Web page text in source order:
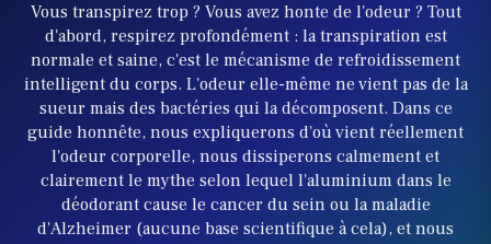
Vous transpirez trop ? Vous avez honte de l'odeur ? Tout
d'abord, respirez profondément : la transpiration est
normale et saine, c'est le mécanisme de refroidissement
intelligent du corps. L'odeur elle-même ne vient pas de la
sueur mais des bactéries qui la décomposent. Dans ce
guide honnête, nous expliquerons d'où vient réellement
l'odeur corporelle, nous dissiperons calmement et
clairement le mythe selon lequel l'aluminium dans le
déodorant cause le cancer du sein ou la maladie
d'Alzheimer (aucune base scientifique à cela), et nous